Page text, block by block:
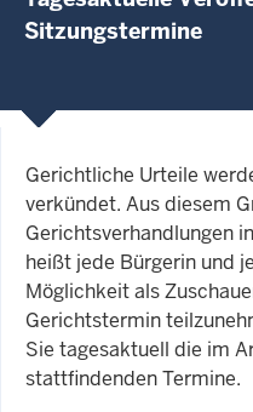
Sitzungstermine
Gerichtliche Urteile
verkündet. Aus diesem
Gerichtsverhandlungen
heißt jede Bürgerin und
Möglichkeit als
Gerichtstermin
Sie tagesaktuell die im
stattfindenden Termine.